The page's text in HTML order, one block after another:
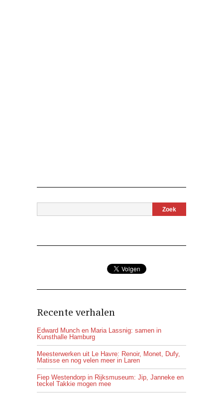
Recente verhalen
Edward Munch en Maria Lassnig: samen in
Kunsthalle Hamburg
Meesterwerken uit Le Havre: Renoir, Monet, Dufy,
Matisse en nog velen meer in Laren
Fiep Westendorp in Rijksmuseum: Jip, Janneke en
teckel Takkie mogen mee